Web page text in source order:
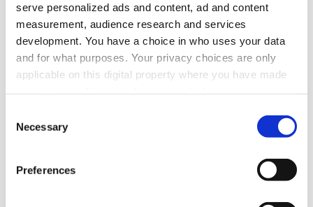
serve personalized ads and content, ad and content
measurement, audience research and services
development. You have a choice in who uses your data
and for what purposes. Your privacy choices are only
applicable on this digital property where you have made
the Privacy trigger icon.
Find out more about how your personal data is processed
and set your preferences in the
Selection
Necessary
Preferences
Två grand prix, tre guld, två silver och fem brons.
Så blev Sveriges medaljskörd i inofficiella
reklam-VM. Flera av vinnarkampanjerna gjorde
även bra ifrån sig i probranschens utmärkelse
Spinn.
Bransch